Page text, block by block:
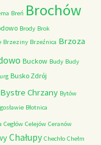
Breń Brochów
Brody Brok
Brzeziny Brzeźnica Brzoza
Buckow Budy Budy
Busko Zdrój
Bystre Chrzany Bytów
Błotnica
Cegłów Celejów Ceranów
Chałupy Chechło Chełm